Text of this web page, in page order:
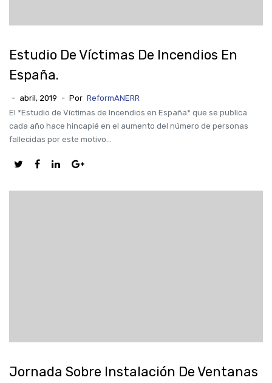
Estudio De Víctimas De Incendios En
España.
- abril, 2019 - Por ReformANERR
El *Estudio de Víctimas de Incendios en España* que se publica
cada año hace hincapié en el aumento del número de personas
fallecidas por este motivo...
Jornada Sobre Instalación De Ventanas